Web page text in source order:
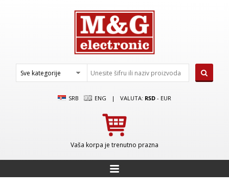
SRB ENG | VALUTA: RSD - EUR
Vaša korpa je trenutno prazna